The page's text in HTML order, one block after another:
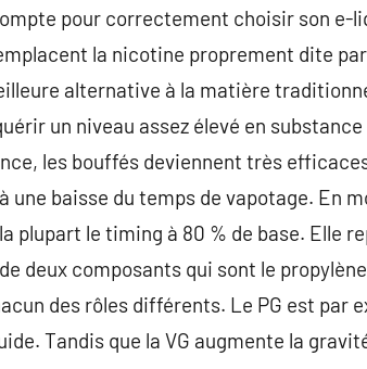
pour correctement choisir son e-
la nicotine proprement dite par
alternative à la matière
un niveau assez élevé en
les bouffés deviennent très
une baisse du temps de vapotage. En
plupart le timing à 80 % de base. Elle
deux composants qui sont le
des rôles différents. Le PG est par
Tandis que la VG augmente la